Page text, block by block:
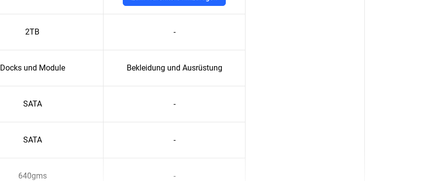
2TB -
Docks und Module Bekleidung und Ausrüstung
SATA -
SATA -
640gms -